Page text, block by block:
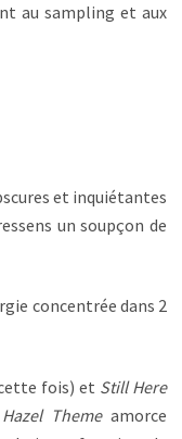
au sampling et aux
et inquiétantes
un soupçon de
concentrée dans 2
fois) et Still Here
Hazel Themeamorce